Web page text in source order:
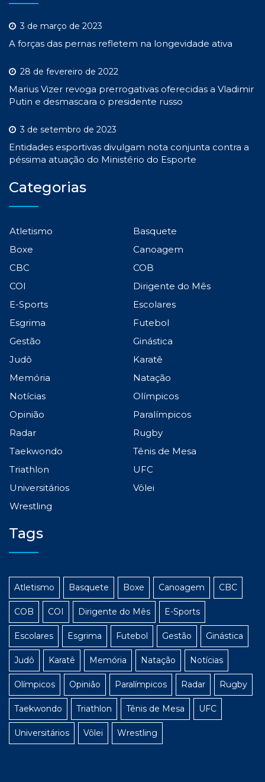
3 de março de 2023
A forças das pernas refletem na longevidade ativa
28 de fevereiro de 2022
Marius Vizer revoga prerrogativas oferecidas a Vladimir
Putin e desmascara o presidente russo
3 de setembro de 2023
Entidades esportivas divulgam nota conjunta contra a
péssima atuação do Ministério do Esporte
Categorias
Atletismo
Basquete
Boxe
Canoagem
CBC
COB
COI
Dirigente do Mês
E-Sports
Escolares
Esgrima
Futebol
Gestão
Ginástica
Judô
Karatê
Memória
Natação
Notícias
Olímpicos
Opinião
Paralímpicos
Radar
Rugby
Taekwondo
Tênis de Mesa
Triathlon
UFC
Universitários
Vôlei
Wrestling
Tags
Atletismo Basquete Boxe Canoagem CBC
COB COI Dirigente do Mês E-Sports
Escolares Esgrima Futebol Gestão Ginástica
Judô Karatê Memória Natação Notícias
Olímpicos Opinião Paralímpicos Radar Rugby
Taekwondo Triathlon Tênis de Mesa UFC
Universitários Vôlei Wrestling